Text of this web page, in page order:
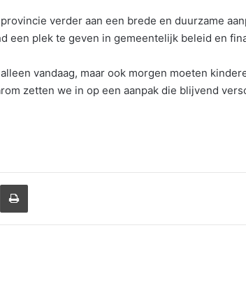
verder aan een brede en duurzame
een plek te geven in gemeentelijk beleid en
vandaag, maar ook morgen moeten
zetten we in op een aanpak die blijvend
via Email Print